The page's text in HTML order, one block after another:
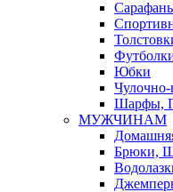
Юбки
Чулочно-
Шарфы,
МУЖЧИНАМ
Брюки,